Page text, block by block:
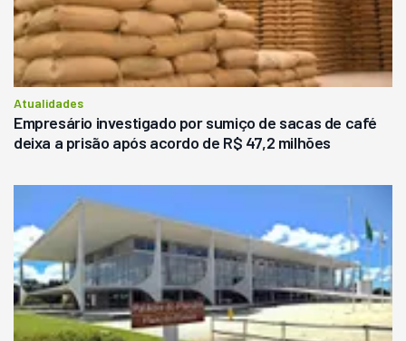
Atualidades
Empresário investigado por sumiço de sacas de café
deixa a prisão após acordo de R$ 47,2 milhões